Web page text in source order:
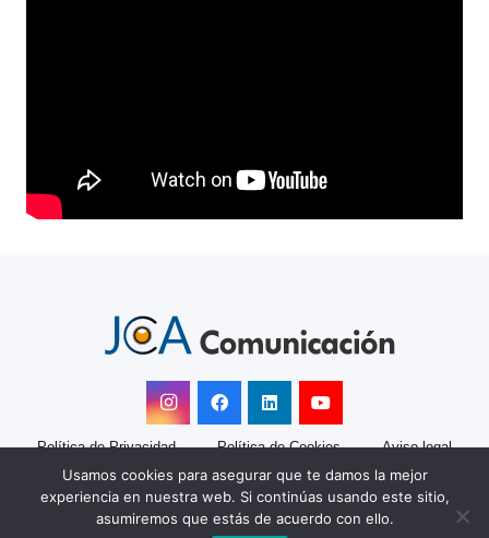
Política de Privacidad Política de Cookies Aviso legal
JCA Comunicación
Marketing y comunicación para empresas desde 2008
Usamos cookies para asegurar que te damos la mejor
experiencia en nuestra web. Si continúas usando este sitio,
asumiremos que estás de acuerdo con ello.